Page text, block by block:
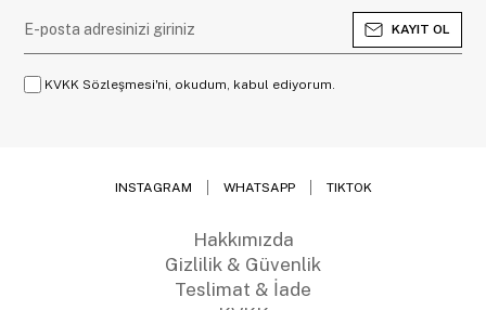
KAYIT OL
KVKK Sözleşmesi'ni, okudum, kabul ediyorum.
INSTAGRAM WHATSAPP TIKTOK
Hakkımızda
Gizlilik & Güvenlik
Teslimat & İade